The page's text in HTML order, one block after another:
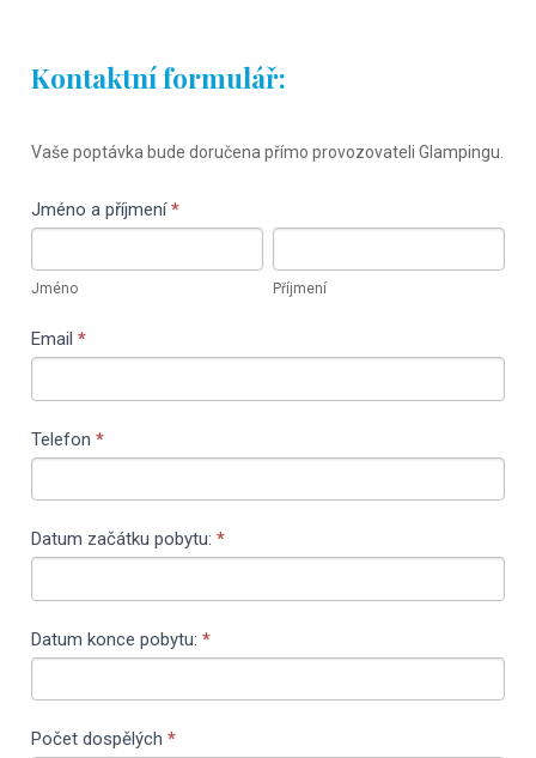
Kontaktní formulář:
Rezervační
Bublině
Vaše poptávka bude doručena přímo provozovateli Glampingu.
Jméno a příjmení*
Jméno Příjmení
Email *
Telefon *
Datum začátku pobytu: *
Datum konce pobytu: *
Počet dospělých *
If
are
human,
leave
this